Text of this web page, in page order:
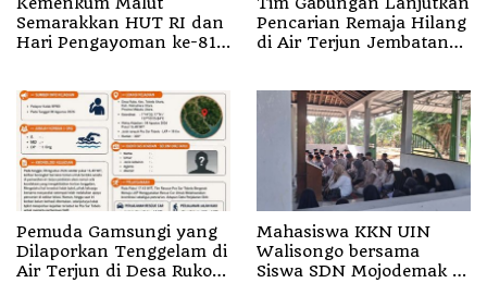
Semarakkan HUT RI dan
Hari Pengayoman ke-81
Pencarian Remaja Hilang
di Air Terjun Jembatan
Pemuda Gamsungi yang
Dilaporkan Tenggelam di
Air Terjun di Desa Ruko
Mahasiswa KKN UIN
Walisongo bersama
Siswa SDN Mojodemak 3